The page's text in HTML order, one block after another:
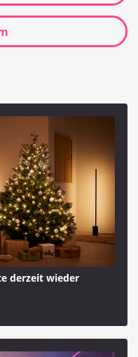
derzeit wieder